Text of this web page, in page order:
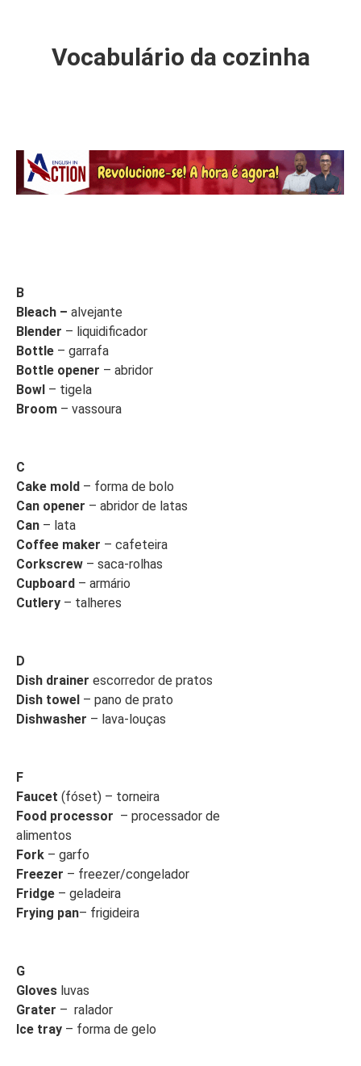
Vocabulário da cozinha
B
Bleach – alvejante
Blender – liquidificador
Bottle – garrafa
Bottle opener – abridor
Bowl – tigela
Broom – vassoura
C
Cake mold – forma de bolo
Can opener – abridor de latas
Can – lata
Coffee maker – cafeteira
Corkscrew – saca-rolhas
Cupboard – armário
Cutlery – talheres
D
Dish drainer escorredor de pratos
Dish towel – pano de prato
Dishwasher – lava-louças
F
Faucet (fóset) – torneira
Food processor – processador de
alimentos
Fork – garfo
Freezer – freezer/congelador
Fridge – geladeira
Frying pan– frigideira
G
Gloves luvas
Grater – ralador
Ice tray – forma de gelo